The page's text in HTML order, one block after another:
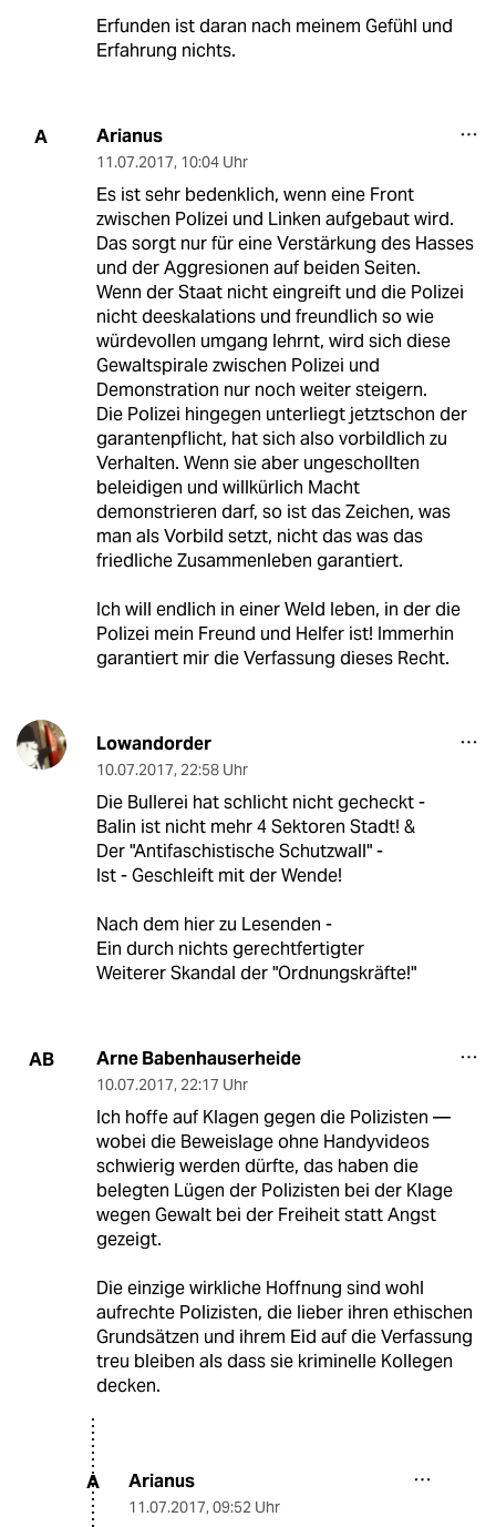
Erfunden ist daran nach meinem Gefühl und
Erfahrung nichts.
A Arianus
11.07.2017, 10:04 Uhr
Es ist sehr bedenklich, wenn eine Front
zwischen Polizei und Linken aufgebaut wird.
Das sorgt nur für eine Verstärkung des Hasses
und der Aggresionen auf beiden Seiten.
Wenn der Staat nicht eingreift und die Polizei
nicht deeskalations und freundlich so wie
würdevollen umgang lehrnt, wird sich diese
Gewaltspirale zwischen Polizei und
Demonstration nur noch weiter steigern.
Die Polizei hingegen unterliegt jetztschon der
garantenpflicht, hat sich also vorbildlich zu
Verhalten. Wenn sie aber ungeschollten
beleidigen und willkürlich Macht
demonstrieren darf, so ist das Zeichen, was
man als Vorbild setzt, nicht das was das
friedliche Zusammenleben garantiert.
Ich will endlich in einer Weld leben, in der die
Polizei mein Freund und Helfer ist! Immerhin
garantiert mir die Verfassung dieses Recht.
Lowandorder
10.07.2017, 22:58 Uhr
Die Bullerei hat schlicht nicht gecheckt -
Balin ist nicht mehr 4 Sektoren Stadt! &
Der "Antifaschistische Schutzwall" -
Ist - Geschleift mit der Wende!
Nach dem hier zu Lesenden -
Ein durch nichts gerechtfertigter
Weiterer Skandal der "Ordnungskräfte!"
AB Arne Babenhauserheide
10.07.2017, 22:17 Uhr
Ich hoffe auf Klagen gegen die Polizisten —
wobei die Beweislage ohne Handyvideos
schwierig werden dürfte, das haben die
belegten Lügen der Polizisten bei der Klage
wegen Gewalt bei der Freiheit statt Angst
gezeigt.
Die einzige wirkliche Hoffnung sind wohl
aufrechte Polizisten, die lieber ihren ethischen
Grundsätzen und ihrem Eid auf die Verfassung
treu bleiben als dass sie kriminelle Kollegen
decken.
A Arianus
11.07.2017, 09:52 Uhr